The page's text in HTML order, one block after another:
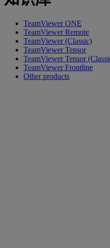
TeamViewer ONE
TeamViewer Remote
TeamViewer (Classic)
TeamViewer Tensor
TeamViewer Tensor
TeamViewer Frontline
Other products